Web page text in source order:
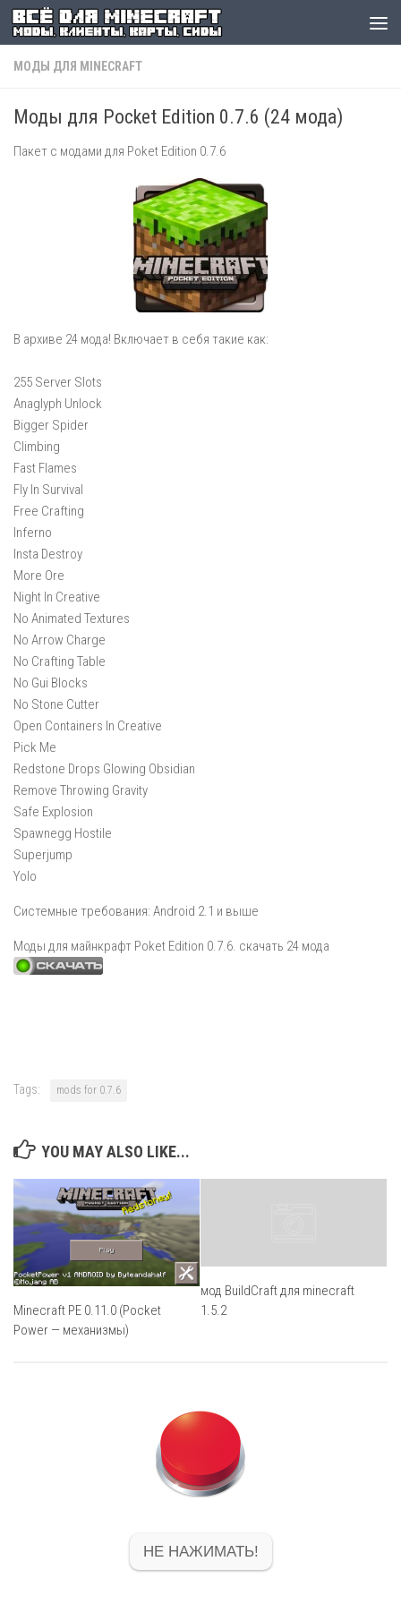
МОДЫ ДЛЯ MINECRAFT
Моды для Pocket Edition 0.7.6 (24 мода)
Пакет с модами для Poket Edition 0.7.6
В архиве 24 мода! Включает в себя такие как:
255 Server Slots
Anaglyph Unlock
Bigger Spider
Climbing
Fast Flames
Fly In Survival
Free Crafting
Inferno
Insta Destroy
More Ore
Night In Creative
No Animated Textures
No Arrow Charge
No Crafting Table
No Gui Blocks
No Stone Cutter
Open Containers In Creative
Pick Me
Redstone Drops Glowing Obsidian
Remove Throwing Gravity
Safe Explosion
Spawnegg Hostile
Superjump
Yolo
Системные требования: Android 2.1 и выше
Моды для майнкрафт Poket Edition 0.7.6. скачать 24 мода
Tags: mods for 0.7.6
YOU MAY ALSO LIKE...
Minecraft PE 0.11.0 (Pocket
Power — механизмы)
мод BuildCraft для minecraft
1.5.2
НЕ НАЖИМАТЬ!